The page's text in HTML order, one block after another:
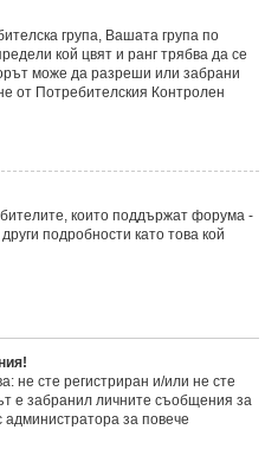
група, Вашата група по
кой цвят и ранг трябва да се
може да разреши или забрани
от Потребителския Контролен
които поддържат форума -
подробности като това кой
не сте регистриран и/или не сте
е забранил личните съобщения за
за повече